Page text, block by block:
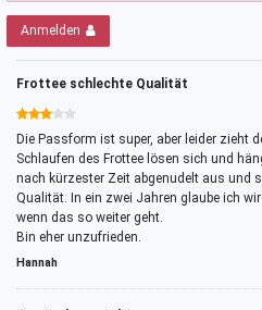
Anmelden
Frottee schlechte Qualität
Die Passform ist super, aber leider zieht
Schlaufen des Frottee lösen sich und
nach kürzester Zeit abgenudelt aus und
Qualität. In ein zwei Jahren glaube ich
wenn das so weiter geht.
Bin eher unzufrieden.
Hannah